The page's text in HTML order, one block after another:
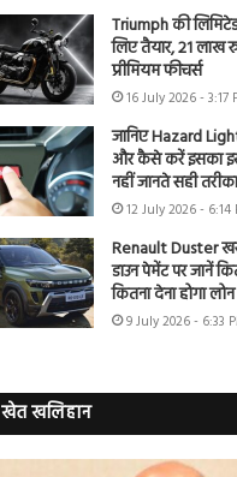
Triumph की
लिए तैयार, 21
प्रीमियम फीचर्स
16 July 2026 - 3:17
जानिए Hazard
और कैसे करें इसका
नहीं जानते सही
12 July 2026 - 6:14
Renault Duster
डाउन पेमेंट पर जानें
कितना देना होगा लोन
9 July 2026 - 6:33
खेत खलिहान